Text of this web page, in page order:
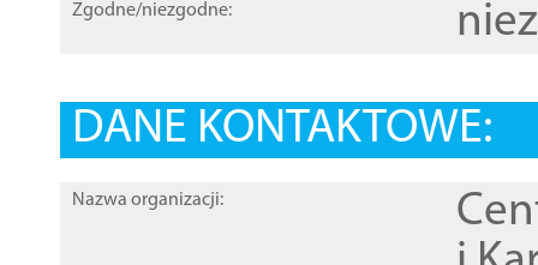
Zgodne/niezgodne:
DANE KONTAKTOWE:
Nazwa organizacji: